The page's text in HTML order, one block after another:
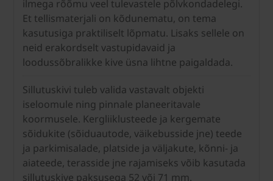
ilmega rõõmu veel tulevastele põlvkondadelegi.
Et tellismaterjali on kõdunematu, on tema
kasutusiga praktiliselt lõpmatu. Lisaks sellele on
neid erakordselt vastupidavaid ja
loodussõbralikke kive üsna lihtne paigaldada.
Sillutuskivi tuleb valida vastavalt objekti
iseloomule ning pinnale planeeritavale
koormusele. Kergliiklusteede ja kergemate
sõidukite (sõiduautode, väikebusside jne) teede
ja parkimisalade, platside ja väljakute, kõnni- ja
aiateede, terasside jne rajamiseks võib kasutada
sillutuskive paksusega 52 või 71 mm.